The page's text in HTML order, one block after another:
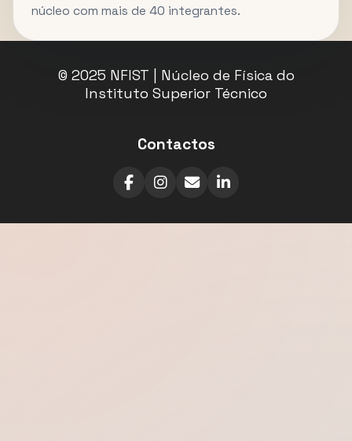
núcleo com mais de 40 integrantes.
© 2025 NFIST | Núcleo de Física do
Instituto Superior Técnico
Contactos